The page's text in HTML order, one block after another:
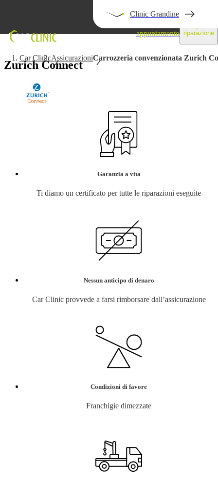
appuntamento riparazione
Clinic Grandine
Car ClinicAssicurazioniCarrozzeria convenzionata Zurich
Zurich Connect
Garanzia a vita
Ti diamo un certificato per tutte le riparazioni eseguite
Nessun anticipo di denaro
Car Clinic provvede a farsi rimborsare dall’assicurazione
Condizioni di favore
Franchigie dimezzate